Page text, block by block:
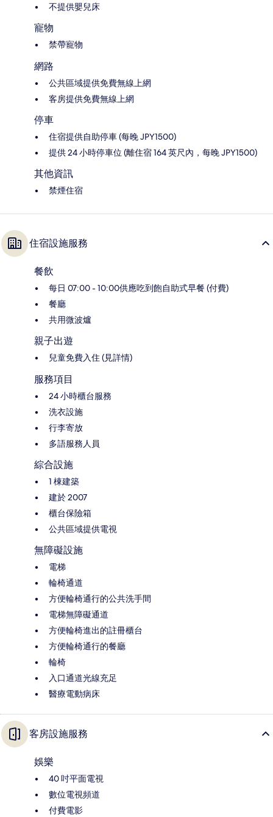
不提供嬰兒床
寵物
禁帶寵物
網路
公共區域提供免費無線上網
客房提供免費無線上網
停車
住宿提供自助停車 (每晚 JPY1500)
提供 24 小時停車位 (離住宿 164 英尺內，每晚 JPY1500)
其他資訊
禁煙住宿
住宿設施服務
餐飲
每日 07:00 - 10:00供應吃到飽自助式早餐 (付費)
餐廳
共用微波爐
親子出遊
兒童免費入住 (見詳情)
服務項目
24 小時櫃台服務
洗衣設施
行李寄放
多語服務人員
綜合設施
1 棟建築
建於 2007
櫃台保險箱
公共區域提供電視
無障礙設施
電梯
輪椅通道
方便輪椅通行的公共洗手間
電梯無障礙通道
方便輪椅進出的註冊櫃台
方便輪椅通行的餐廳
輪椅
入口通道光線充足
醫療電動病床
客房設施服務
娛樂
40 吋平面電視
數位電視頻道
付費電影